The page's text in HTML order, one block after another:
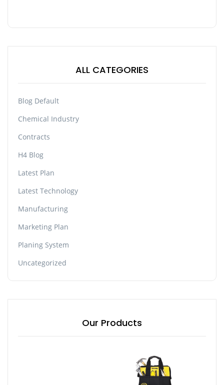
ALL CATEGORIES
Blog Default
Chemical Industry
Contracts
H4 Blog
Latest Plan
Latest Technology
Manufacturing
Marketing Plan
Planing System
Uncategorized
Our Products